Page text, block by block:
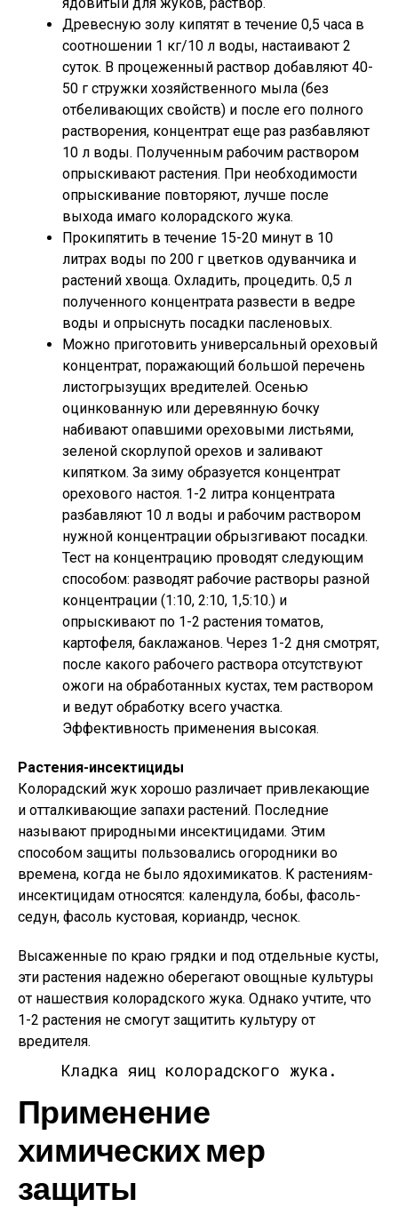
Древесную золу кипятят в течение 0,5 часа в
соотношении 1 кг/10 л воды, настаивают 2
суток. В процеженный раствор добавляют 40-
50 г стружки хозяйственного мыла (без
отбеливающих свойств) и после его полного
растворения, концентрат еще раз разбавляют
10 л воды. Полученным рабочим раствором
опрыскивают растения. При необходимости
опрыскивание повторяют, лучше после
выхода имаго колорадского жука.
Прокипятить в течение 15-20 минут в 10
литрах воды по 200 г цветков одуванчика и
растений хвоща. Охладить, процедить. 0,5 л
полученного концентрата развести в ведре
воды и опрыснуть посадки пасленовых.
Можно приготовить универсальный ореховый
концентрат, поражающий большой перечень
листогрызущих вредителей. Осенью
оцинкованную или деревянную бочку
набивают опавшими ореховыми листьями,
зеленой скорлупой орехов и заливают
кипятком. За зиму образуется концентрат
орехового настоя. 1-2 литра концентрата
разбавляют 10 л воды и рабочим раствором
нужной концентрации обрызгивают посадки.
Тест на концентрацию проводят следующим
способом: разводят рабочие растворы разной
концентрации (1:10, 2:10, 1,5:10.) и
опрыскивают по 1-2 растения томатов,
картофеля, баклажанов. Через 1-2 дня смотрят,
после какого рабочего раствора отсутствуют
ожоги на обработанных кустах, тем раствором
и ведут обработку всего участка.
Эффективность применения высокая.
Растения-инсектициды
Колорадский жук хорошо различает привлекающие
и отталкивающие запахи растений. Последние
называют природными инсектицидами. Этим
способом защиты пользовались огородники во
времена, когда не было ядохимикатов. К растениям-
инсектицидам относятся: календула, бобы, фасоль-
седун, фасоль кустовая, кориандр, чеснок.
Высаженные по краю грядки и под отдельные кусты,
эти растения надежно оберегают овощные культуры
от нашествия колорадского жука. Однако учтите, что
1-2 растения не смогут защитить культуру от
вредителя.
Кладка яиц колорадского жука.
Применение
химических мер
защиты